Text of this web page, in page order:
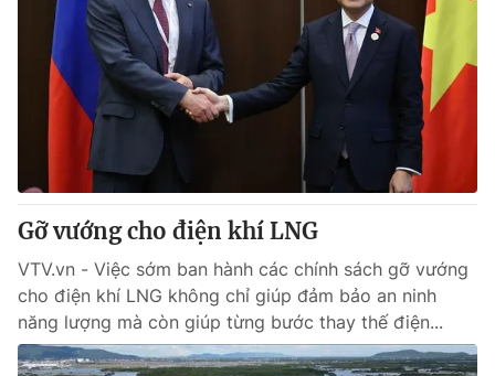
Gỡ vướng cho điện khí LNG
VTV.vn - Việc sớm ban hành các chính sách gỡ vướng
cho điện khí LNG không chỉ giúp đảm bảo an ninh
năng lượng mà còn giúp từng bước thay thế điện...